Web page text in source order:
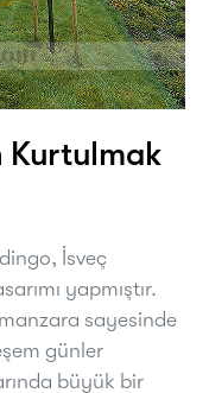
Kurtulmak
İsveç
yapmıştır.
sayesinde
günler
büyük bir